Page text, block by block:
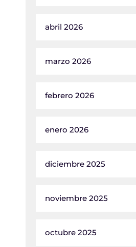
abril 2026
marzo 2026
febrero 2026
enero 2026
diciembre 2025
noviembre 2025
octubre 2025